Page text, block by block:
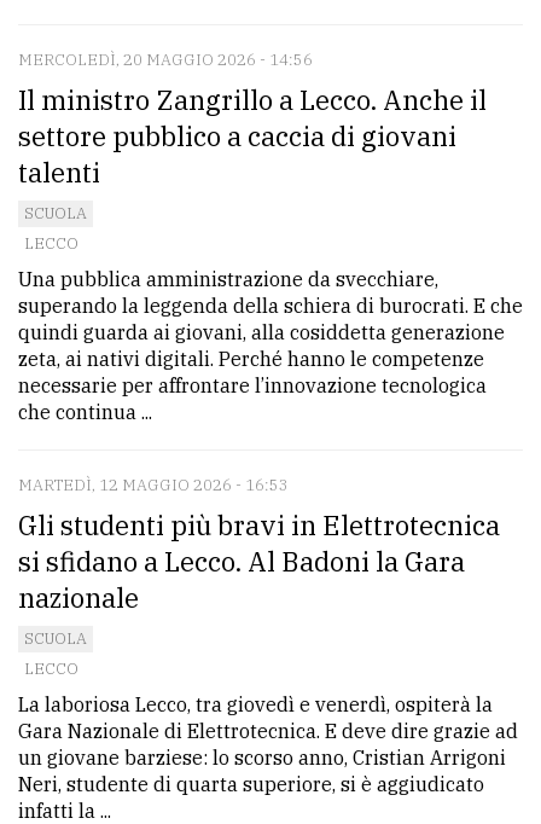
MERCOLEDÌ, 20 MAGGIO 2026 - 14:56
Il ministro Zangrillo a Lecco. Anche il
settore pubblico a caccia di giovani
talenti
SCUOLA
LECCO
Una pubblica amministrazione da svecchiare,
superando la leggenda della schiera di burocrati. E che
quindi guarda ai giovani, alla cosiddetta generazione
zeta, ai nativi digitali. Perché hanno le competenze
necessarie per affrontare l’innovazione tecnologica
che continua ...
MARTEDÌ, 12 MAGGIO 2026 - 16:53
Gli studenti più bravi in Elettrotecnica
si sfidano a Lecco. Al Badoni la Gara
nazionale
SCUOLA
LECCO
La laboriosa Lecco, tra giovedì e venerdì, ospiterà la
Gara Nazionale di Elettrotecnica. E deve dire grazie ad
un giovane barziese: lo scorso anno, Cristian Arrigoni
Neri, studente di quarta superiore, si è aggiudicato
infatti la ...